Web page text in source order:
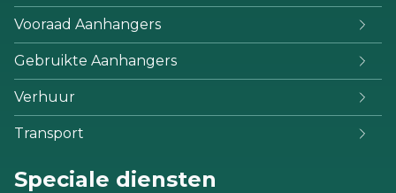
Vooraad Aanhangers
Gebruikte Aanhangers
Verhuur
Transport
Speciale diensten